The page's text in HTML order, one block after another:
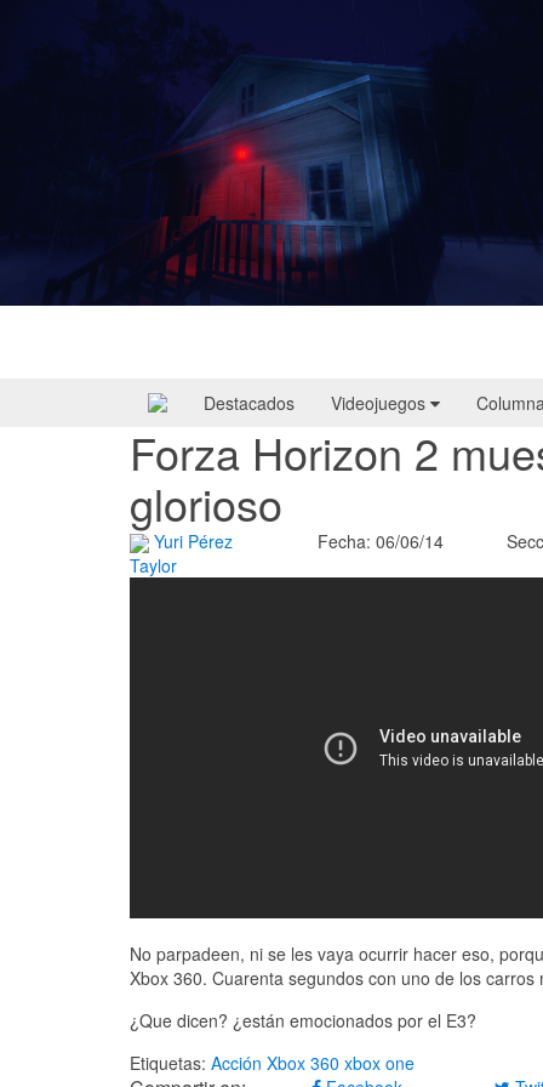
Destacados Videojuegos
Forza Horizon 2
glorioso
Yuri Pérez
Taylor
Fecha: 06/06/14
No parpadeen, ni se les vaya ocurrir hacer eso,
Xbox 360. Cuarenta segundos con uno de los carros
¿Que dicen? ¿están emocionados por el E3?
Etiquetas: Acción Xbox 360 xbox one